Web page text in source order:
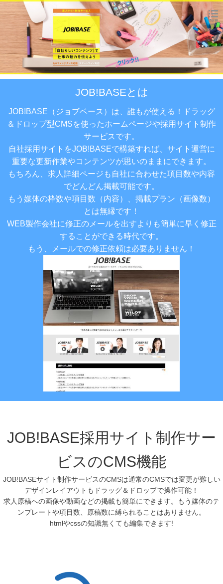
JOB!BASEとは
JOB!BASE（ジョブベース）は、誰もが使える！ドラッグ
＆ドロップ型CMSを使ったホームページや採用サイト制作
サービスです。
自社採用サイトをJOB!BASEで構築すれば、サイト運営に
重要な更新作業やコンテンツが思いのままにできます。
もちろん、求人詳細ページも自社に合わせた項目数や内容
でどんどん掲載可能です。
もう媒体の枠数や項目数（内容）、掲載プラン（画像数）
とは無縁です！
WEB製作会社に修正のメールを出すよりも簡単に早く修正
することができる時代です。
もう、メールでの修正依頼は必要ありません！
JOB!BASE採用サイト制作サー
ビスのCMS機能
JOB!BASEサイト制作サービスのCMSは通常のCMSでは変更が難しい
デザインレイアウトもドラッグ＆ドロップで操作可能！
求人原稿への画像や動画などの掲載も簡単にできます。もう媒体のテ
ンプレートや項目数、原稿数に縛られることはありません。
htmlやcssの知識無くても編集できます!